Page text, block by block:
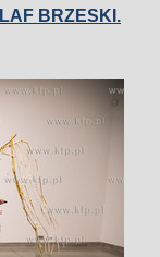
BRZESKI.